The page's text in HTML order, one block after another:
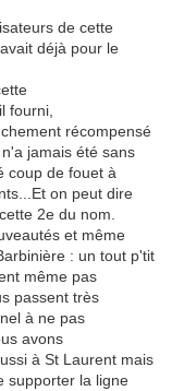
de cette
déjà pour le
fourni,
récompensé
jamais été sans
coup de fouet à
on peut dire
2e du nom.
et même
: un tout p'tit
même pas
passent très
à ne pas
avons
à St Laurent mais
supporter la ligne